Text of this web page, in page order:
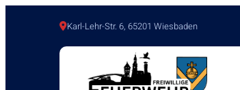
Karl-Lehr-Str. 6, 65201 Wiesbaden